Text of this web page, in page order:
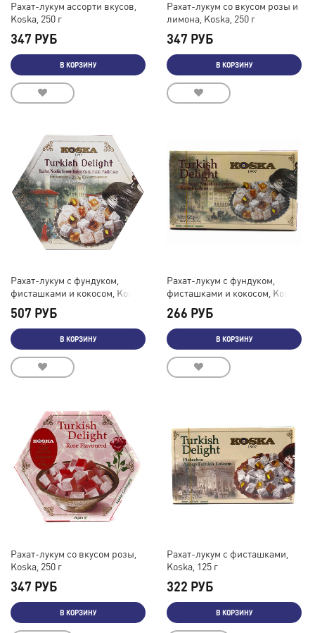
Рахат-лукум ассорти вкусов,
Koska, 250 г
347 РУБ
В КОРЗИНУ
Рахат-лукум со вкусом розы и
лимона, Koska, 250 г
347 РУБ
В КОРЗИНУ
Рахат-лукум с фундуком,
фисташками и кокосом, Koska,
507 РУБ
В КОРЗИНУ
Рахат-лукум с фундуком,
фисташками и кокосом, Koska,
266 РУБ
В КОРЗИНУ
Рахат-лукум со вкусом розы,
Koska, 250 г
347 РУБ
В КОРЗИНУ
Рахат-лукум с фисташками,
Koska, 125 г
322 РУБ
В КОРЗИНУ